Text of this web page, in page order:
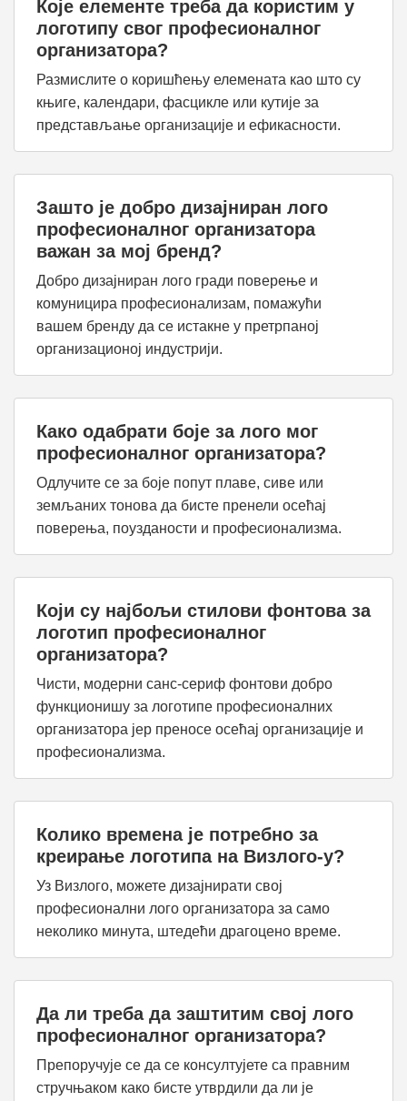
Које елементе треба да користим у
логотипу свог професионалног
организатора?
Размислите о коришћењу елемената као што су
књиге, календари, фасцикле или кутије за
представљање организације и ефикасности.
Зашто је добро дизајниран лого
професионалног организатора
важан за мој бренд?
Добро дизајниран лого гради поверење и
комуницира професионализам, помажући
вашем бренду да се истакне у претрпаној
организационој индустрији.
Како одабрати боје за лого мог
професионалног организатора?
Одлучите се за боје попут плаве, сиве или
земљаних тонова да бисте пренели осећај
поверења, поузданости и професионализма.
Који су најбољи стилови фонтова за
логотип професионалног
организатора?
Чисти, модерни санс-сериф фонтови добро
функционишу за логотипе професионалних
организатора јер преносе осећај организације и
професионализма.
Колико времена је потребно за
креирање логотипа на Визлого-у?
Уз Визлого, можете дизајнирати свој
професионални лого организатора за само
неколико минута, штедећи драгоцено време.
Да ли треба да заштитим свој лого
професионалног организатора?
Препоручује се да се консултујете са правним
стручњаком како бисте утврдили да ли је